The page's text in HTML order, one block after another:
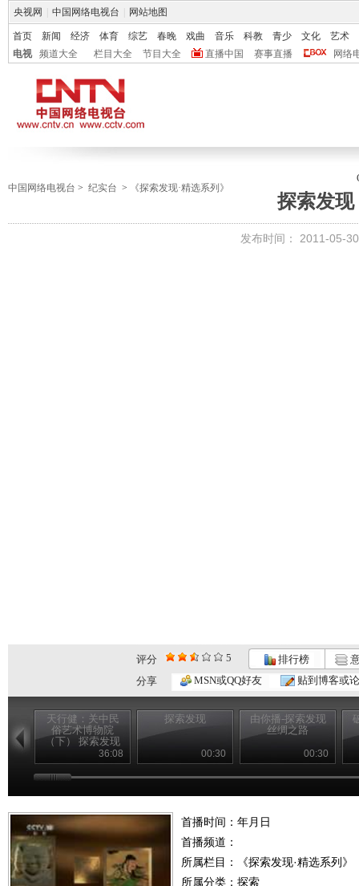
央视网 中国网络电视台 网站地图
首页 新闻 经济 体育 综艺 春晚 戏曲 音乐 科教 青少 文化
艺术
电视
频道大全 栏目大全 节目大全 直播中国 赛事直播 网络
中国网络电视台 > 纪实台 > 《探索发现·精选系列》
探索发现
发布时间： 2011-05-
评分 5 排行榜
分享
MSN或QQ好友 贴到博客或
天行健：关中民
俗艺术博物院
（下） 探索发现
2011022836:08
探索发现
00:30
由你播-探索发现
丝绸之路
00:30
首播时间：年月日
首播频道：
所属栏目：
《探索发现·精选系列》
所属分类：探索